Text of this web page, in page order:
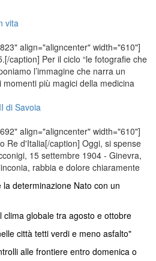
vita
align="aligncenter" width="610"]
caption] Per il ciclo “le fotografie che
l’immagine che narra un
più magici della medicina
di Savoia
align="aligncenter" width="610"]
Re d'Italia[/caption] Oggi, si spense
15 settembre 1904 - Ginevra,
rabbia e dolore chiaramente
determinazione Nato con un
clima globale tra agosto e ottobre
città tetti verdi e meno asfalto"
alle frontiere entro domenica o